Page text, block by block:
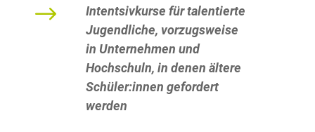
$
Intentsivkurse für talentierte
Jugendliche, vorzugsweise
in Unternehmen und
Hochschuln, in denen ältere
Schüler:innen gefordert
werden